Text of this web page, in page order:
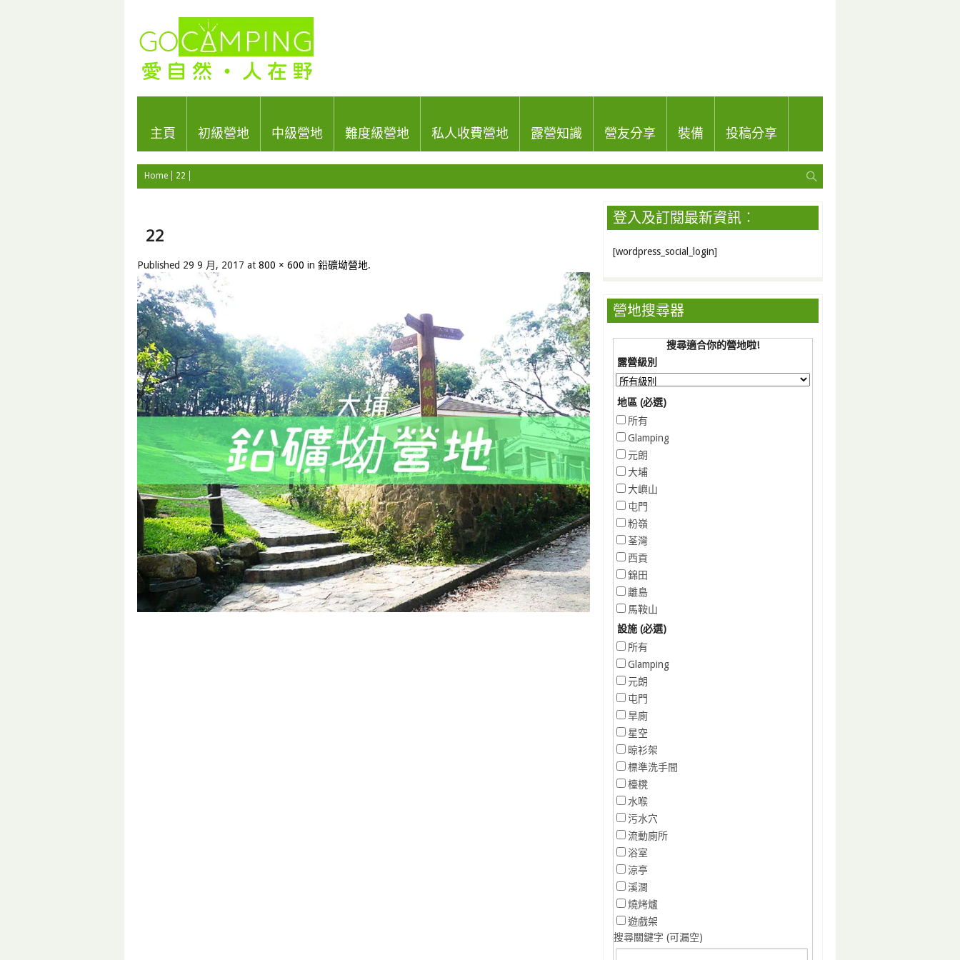
主頁 初級營地 中級營地 難度級營地 私人收費營地 露營知識 營友分享 裝備 投稿分享
Home 22
22
Published 29 9 月, 2017 at 800 × 600 in 鉛礦坳營地.
登入及訂閱最新資訊︰
[wordpress_social_login]
營地搜尋器
搜尋適合你的營地啦!
露營級別
地區 (必選)
所有
Glamping
元朗
大埔
大嶼山
屯門
粉嶺
荃灣
西貢
錦田
離島
馬鞍山
設施 (必選)
所有
Glamping
元朗
屯門
旱廁
星空
晾衫架
標準洗手間
檯櫈
水喉
污水穴
流動廁所
浴室
涼亭
溪澗
燒烤爐
遊戲架
搜尋關鍵字 (可漏空)